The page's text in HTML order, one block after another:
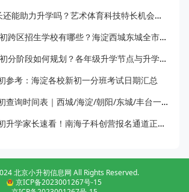
北京小升初特长还能助力升学吗？艺术体育科技特长机会与误区全面解析
2027 北京小升初跨区招生学校有哪些？海淀西城东城全市招生校完整汇总
2027 北京小升初分阶段如何规划？各年级升学节点与升学通道全梳理
参考：海淀各校新初一分班考试日期汇总
2026北京小升初查询时间表｜西城/海淀/朝阳/东城/丰台一键对照
2026北京小升初升学家长速看！南海子科创营报名通道正式开启
北京小升初信息网 All Rights Reserved.
京ICP备2023001267号-15